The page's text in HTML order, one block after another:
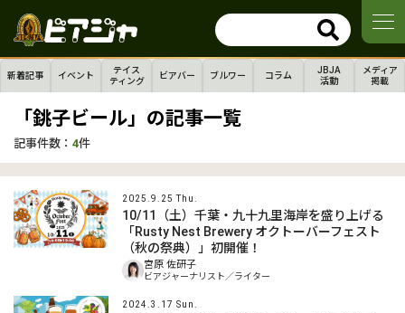
新着記事 イベント
テイス
ティング
ビアバー ブルワー コラム
JBJA
活動
メディア
掲載
「銚子ビール」の記事一覧
記事件数： 4件
2025.9.25 Thu.
10/11（土）千葉・九十九里海岸を盛り上げる
「Rusty Nest Brewery オクトーバーフェスト
（秋の祭典）」初開催！
宮原 佐研子
ビアジャーナリスト／ライター
2024.3.17 Sun.